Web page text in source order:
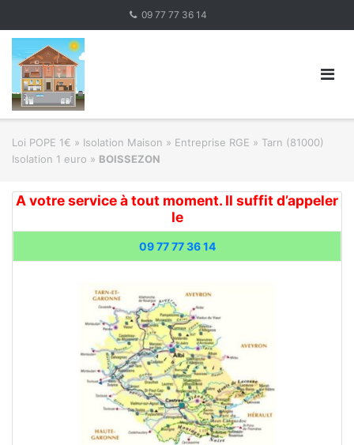
content
09 77 77 36 14
Loi POPE 1€ » Isolation Maison » Entreprise RGE » Tarn (81000)
Isolation 1 euro » BOISSEZON
A votre service à tout moment. Il suffit d’appeler
le
09 77 77 36 14